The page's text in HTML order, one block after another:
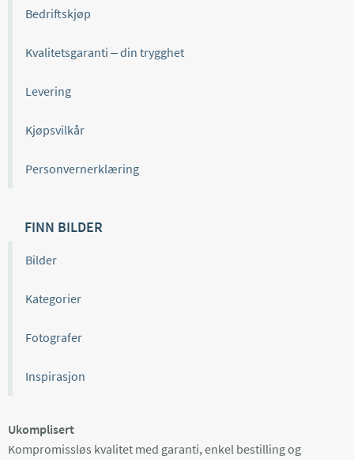
Bedriftskjøp
Kvalitetsgaranti – din trygghet
Levering
Kjøpsvilkår
Personvernerklæring
FINN BILDER
Bilder
Kategorier
Fotografer
Inspirasjon
Ukomplisert
Kompromissløs kvalitet med garanti, enkel bestilling og